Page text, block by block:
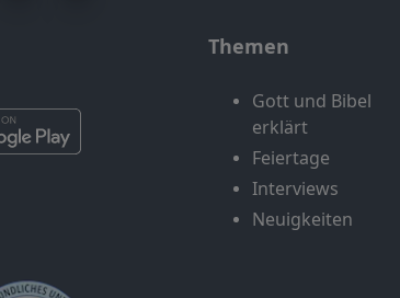
Themen
Gott und Bibel
erklärt
Feiertage
Interviews
Neuigkeiten